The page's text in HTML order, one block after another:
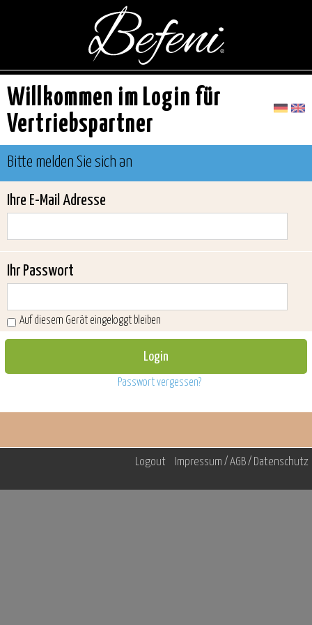
Willkommen im Login für
Vertriebspartner
Bitte melden Sie sich an
Ihre E-Mail Adresse
Ihr Passwort
Auf diesem Gerät eingeloggt bleiben
Passwort vergessen?
Logout Impressum / AGB / Datenschutz